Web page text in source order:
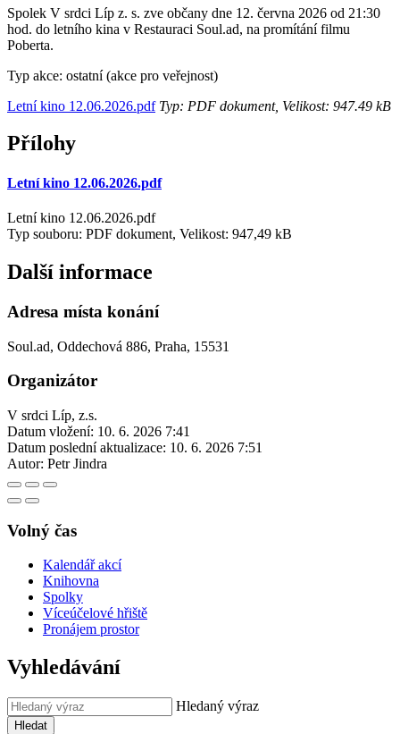
Spolek V srdci Líp z. s. zve občany dne 12. června 2026 od 21:30
hod. do letního kina v Restauraci Soul.ad, na promítání filmu
Poberta.
Typ akce: ostatní (akce pro veřejnost)
Letní kino 12.06.2026.pdfTyp: PDF dokument, Velikost: 947.49 kB
Přílohy
Letní kino 12.06.2026.pdf
Letní kino 12.06.2026.pdf
Typ souboru: PDF dokument, Velikost: 947,49 kB
Další informace
Adresa místa konání
Soul.ad, Oddechová 886, Praha, 15531
Organizátor
V srdci Líp, z.s.
Datum vložení: 10. 6. 2026 7:41
Datum poslední aktualizace: 10. 6. 2026 7:51
Autor: Petr Jindra
Volný čas
Kalendář akcí
Knihovna
Spolky
Víceúčelové hřiště
Pronájem prostor
Vyhledávání
Hledaný výraz
Hledat